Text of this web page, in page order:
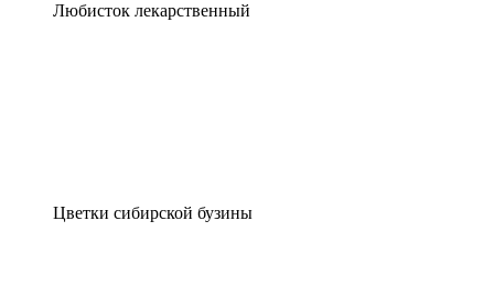
Любисток лекарственный
Цветки сибирской бузины